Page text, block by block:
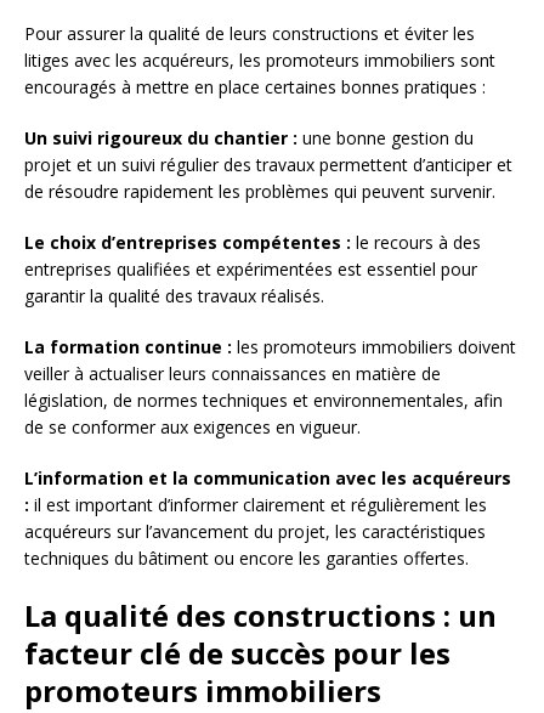
Pour assurer la qualité de leurs constructions et éviter les
litiges avec les acquéreurs, les promoteurs immobiliers sont
encouragés à mettre en place certaines bonnes pratiques :
Un suivi rigoureux du chantier : une bonne gestion du
projet et un suivi régulier des travaux permettent d’anticiper et
de résoudre rapidement les problèmes qui peuvent survenir.
Le choix d’entreprises compétentes : le recours à des
entreprises qualifiées et expérimentées est essentiel pour
garantir la qualité des travaux réalisés.
La formation continue : les promoteurs immobiliers doivent
veiller à actualiser leurs connaissances en matière de
législation, de normes techniques et environnementales, afin
de se conformer aux exigences en vigueur.
L’information et la communication avec les acquéreurs
: il est important d’informer clairement et régulièrement les
acquéreurs sur l’avancement du projet, les caractéristiques
techniques du bâtiment ou encore les garanties offertes.
La qualité des constructions : un
facteur clé de succès pour les
promoteurs immobiliers